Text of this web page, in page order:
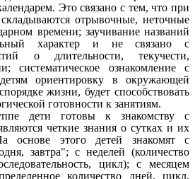
Это связано с тем, что при
отрывочные, неточные
времени; заучивание названий
характер и не связано с
о длительности, текучести,
систематическое ознакомление с
ориентировку в окружающей
жизни, будет способствовать
готовности к занятиям.
дети готовы к знакомству с
четкие знания о сутках и их
основе этого детей знакомят с
завтра"; с неделей (количество
цикл); с месяцем
количество дней, цикл,